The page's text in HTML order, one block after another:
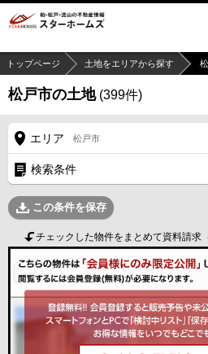
トップページ 土地をエリアから探す
松戸市の土地 (399件)
エリア 松戸市
検索条件
この条件を保存
チェックした物件をまとめて資料請求